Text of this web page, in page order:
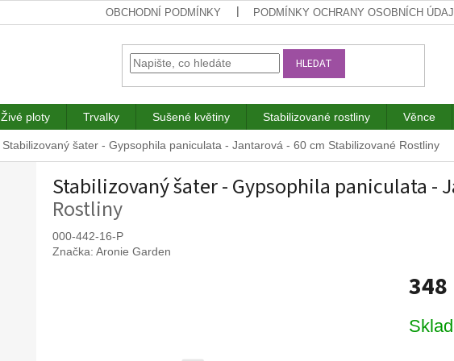
OBCHODNÍ PODMÍNKY PODMÍNKY OCHRANY OSOBNÍCH
HLEDAT
Živé ploty Trvalky Sušené květiny Stabilizované rostliny Věnce
Stabilizovaný šater - Gypsophila paniculata - Jantarová - 60 cm Stabilizované Rostliny
Stabilizovaný šater - Gypsophila paniculata -
Rostliny
000-442-16-P
Značka: Aronie Garden
348
cena: